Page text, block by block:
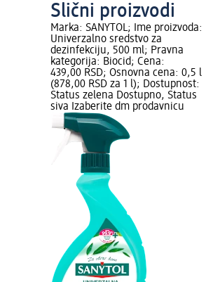
Slični proizvodi
Marka: SANYTOL; Ime proizvoda:
Univerzalno sredstvo za
dezinfekciju, 500 ml; Pravna
kategorija: Biocid; Cena:
439,00 RSD; Osnovna cena: 0,5 l
(878,00 RSD za 1 l); Dostupnost:
Status zelena Dostupno, Status
siva Izaberite dm prodavnicu